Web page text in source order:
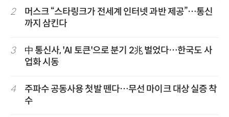
2
머스크 “스타링크가 전세계 인터넷 과반 제공”…통신
까지 삼킨다
3
中 통신사, 'AI 토큰'으로 분기 2兆 벌었다…한국도 사
업화 시동
4
주파수 공동사용 첫발 뗀다…무선 마이크 대상 실증 착
수